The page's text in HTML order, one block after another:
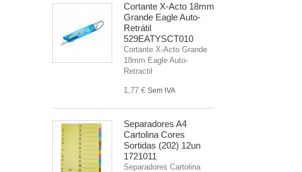
Cortante X-Acto 18mm
Grande Eagle Auto-
Retrátil
529EATYSCT010
Cortante X-Acto Grande
18mm Eagle Auto-
Retractil
1,77 € Sem IVA
Separadores A4
Cartolina Cores
Sortidas (202) 12un
1721011
Separadores Cartolina